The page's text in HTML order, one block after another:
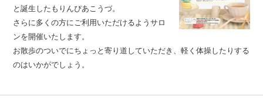
と誕生したもりんぴあこうづ。
さらに多くの方にご利用いただけるようサロ
ンを開催いたします。
お散歩のついでにちょっと寄り道していただき、軽く体操したりする
のはいかがでしょう。